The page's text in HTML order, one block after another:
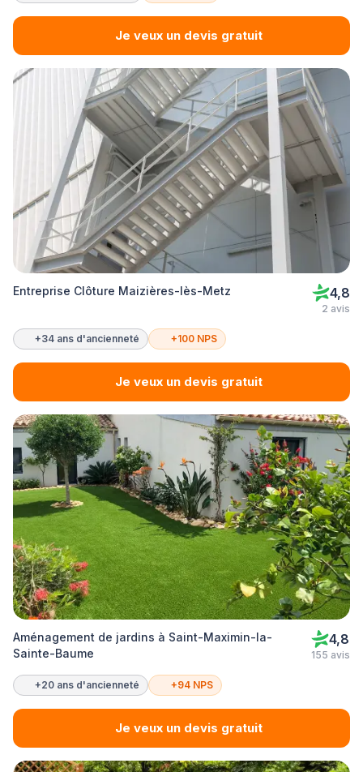
Je veux un devis gratuit
Entreprise Clôture Maizières-lès-Metz 4,8
2 avis
+34 ans d'ancienneté +100 NPS
Je veux un devis gratuit
Aménagement de jardins à Saint-Maximin-la-
Sainte-Baume
4,8
155 avis
+20 ans d'ancienneté +94 NPS
Je veux un devis gratuit